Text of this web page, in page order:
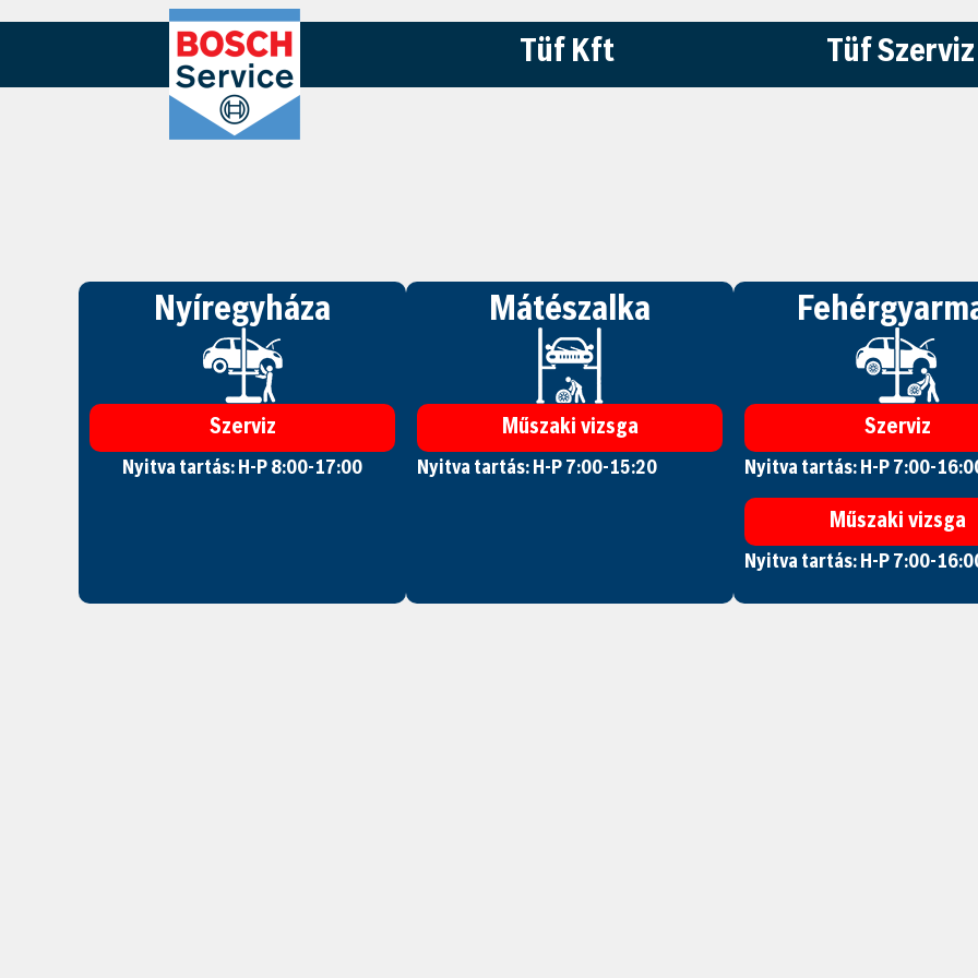
Tüf Kft Tüf Szerviz
Nyíregyháza
Szerviz
Nyitva tartás: H-P 8:00-17:00
Mátészalka
Műszaki vizsga
Nyitva tartás: H-P 7:00-15:20
Szerviz
Nyitva tartás: H-P 7:00-
Műszaki vizsga
Nyitva tartás: H-P 7:00-